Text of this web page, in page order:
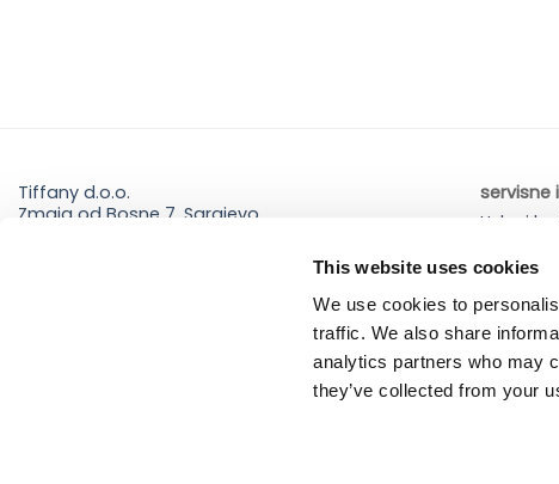
This website uses cookies
We use cookies to
traffic. We also share
analytics partners who may
they’ve collected from your
Tiffany d.o.o.
Zmaja od Bosne 7, Sarajevo
servisne
Uslovi